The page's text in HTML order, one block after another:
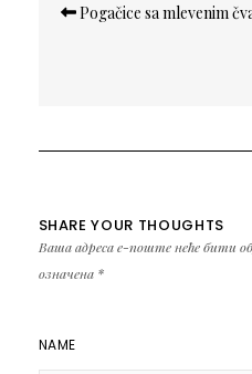
чланка
Pogačice sa mlevenim
SHARE YOUR THOUGHTS
Ваша адреса е-поште неће бити
означена *
NAME